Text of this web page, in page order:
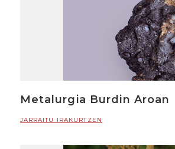
Metalurgia Burdin Aroan
JARRAITU IRAKURTZEN